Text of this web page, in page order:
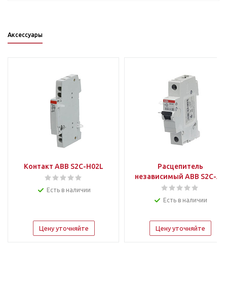
Аксессуары
Контакт ABB S2C-H02L
Есть в наличии
Цену уточняйте
Расцепитель
независимый ABB S2C-A2
Есть в наличии
Цену уточняйте